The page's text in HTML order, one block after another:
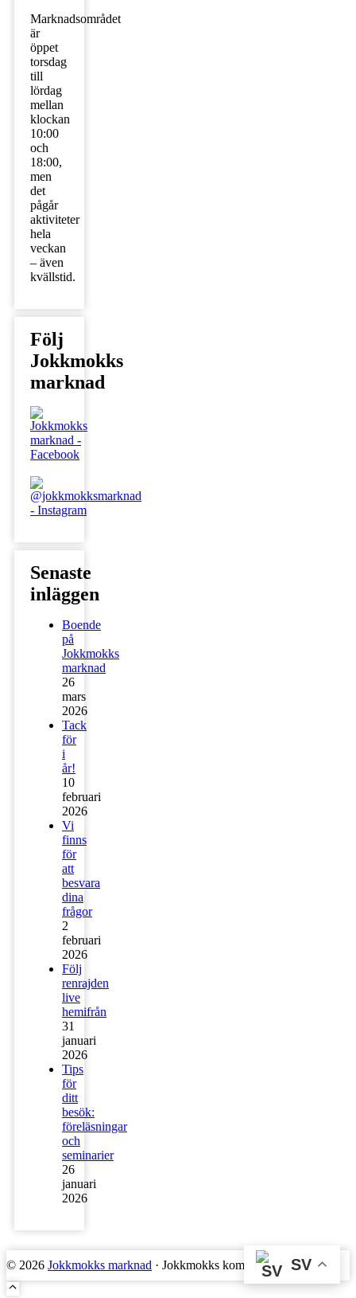
Marknadsområdet
är
öppet
torsdag
till
lördag
mellan
klockan
10:00
och
18:00,
men
det
pågår
aktiviteter
hela
veckan
– även
kvällstid.
Följ
Jokkmokks
marknad
Senaste
inläggen
Boende
på
Jokkmokks
marknad
26
mars
2026
Tack
för
i
år!
10
februari
2026
Vi
finns
för
att
besvara
dina
frågor
2
februari
2026
Följ
renrajden
live
hemifrån
31
januari
2026
Tips
för
ditt
besök:
föreläsningar
och
seminarier
26
januari
2026
© 2026 Jokkmokks marknad · Jokkmokks kommun SV